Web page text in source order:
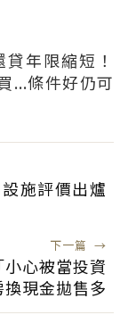
年限縮短！
...條件好仍可
施評價出爐
下一篇 →
心被當投資
現金拋售多